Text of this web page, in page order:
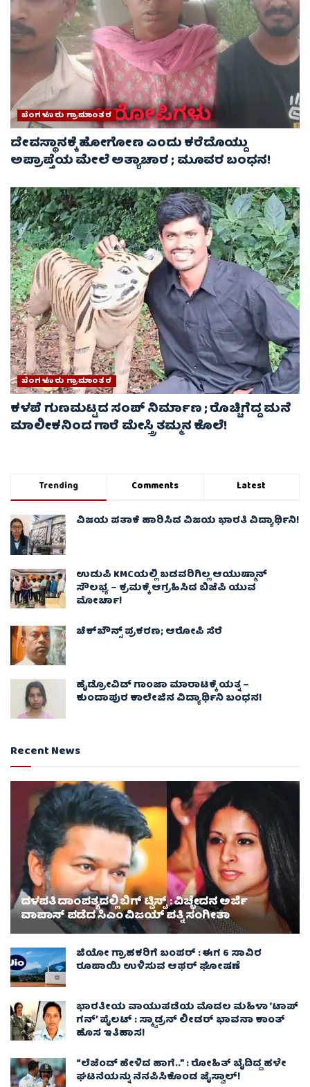
ಬೆಂಗಳೂರು ಗ್ರಾಮಾಂತರ
ದೇವಸ್ಥಾನಕ್ಕೆ ಹೋಗೋಣ ಎಂದು ಕರೆದೊಯ್ದು
ಅಪ್ರಾಪ್ತೆಯ ಮೇಲೆ ಅತ್ಯಾಚಾರ ; ಮೂವರ ಬಂಧನ!
ಬೆಂಗಳೂರು ಗ್ರಾಮಾಂತರ
ಕಳಪೆ ಗುಣಮಟ್ಟದ ಸಂಪ್ ನಿರ್ಮಾಣ ; ರೊಚ್ಚಿಗೆದ್ದ ಮನೆ
ಮಾಲೀಕನಿಂದ ಗಾರೆ ಮೇಸ್ತ್ರಿ ತಮ್ಮನ ಕೊಲೆ!
Trending Comments Latest
ವಿಜಯ ಪತಾಕೆ ಹಾರಿಸಿದ ವಿಜಯ ಭಾರತಿ ವಿದ್ಯಾರ್ಥಿನಿ!
ಉಡುಪಿ KMCಯಲ್ಲಿ ಬಡವರಿಗಿಲ್ಲ ಆಯುಷ್ಮಾನ್
ಸೌಲಭ್ಯ – ಕ್ರಮಕ್ಕೆ ಆಗ್ರಹಿಸಿದ ಬಿಜೆಪಿ ಯುವ
ಮೋರ್ಚಾ!
ಚೆಕ್​ಬೌನ್ಸ್​ ಪ್ರಕರಣ; ಆರೋಪಿ ಸೆರೆ
ಹೈಡ್ರೋವಿಡ್ ಗಾಂಜಾ ಮಾರಾಟಕ್ಕೆ ಯತ್ನ –
ಕುಂದಾಪುರ ಕಾಲೇಜಿನ ವಿದ್ಯಾರ್ಥಿನಿ ಬಂಧನ!
Recent News
ದಳಪತಿ ದಾಂಪತ್ಯದಲ್ಲಿ ಬಿಗ್ ಟ್ವಿಸ್ಟ್ : ವಿಚ್ಛೇದನ ಅರ್ಜಿ
ವಾಪಾಸ್‌ ಪಡೆದ ಸಿಎಂ ವಿಜಯ್ ಪತ್ನಿ ಸಂಗೀತಾ‌
ಜಿಯೋ ಗ್ರಾಹಕರಿಗೆ ಬಂಪರ್ : ಈಗ 6 ಸಾವಿರ
ರೂಪಾಯಿ ಉಳಿಸುವ ಆಫರ್ ಘೋಷಣೆ
ಭಾರತೀಯ ವಾಯುಪಡೆಯ ಮೊದಲ ಮಹಿಳಾ ‘ಟಾಪ್
ಗನ್’ ಪೈಲಟ್ : ಸ್ಕ್ವಾಡ್ರನ್ ಲೀಡರ್ ಭಾವನಾ ಕಾಂತ್
ಹೊಸ ಇತಿಹಾಸ!
“ಲೆಜೆಂಡ್ ಹೇಳಿದ ಹಾಗೆ..” : ರೋಹಿತ್ ಬೈದಿದ್ದ ಹಳೇ
ಘಟನೆಯನ್ನು ನೆನಪಿಸಿಕೊಂಡ ಜೈಸ್ವಾಲ್!